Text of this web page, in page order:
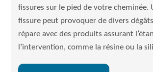
fissures sur le pied de votre cheminée.
fissure peut provoquer de divers
répare avec des produits assurant
l’intervention, comme la résine ou la